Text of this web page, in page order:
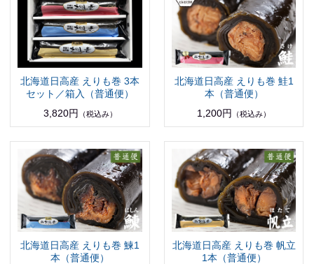
北海道日高産 えりも巻 3本
セット／箱入（普通便）
3,820円
（税込み）
北海道日高産 えりも巻 鮭1
本（普通便）
1,200円
（税込み）
北海道日高産 えりも巻 鰊1
本（普通便）
北海道日高産 えりも巻 帆立
1本（普通便）